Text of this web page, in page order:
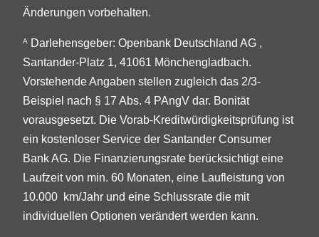
Änderungen vorbehalten.
A
Darlehensgeber: Openbank Deutschland AG ,
Santander-Platz 1, 41061 Mönchengladbach.
Vorstehende Angaben stellen zugleich das 2/3-
Beispiel nach § 17 Abs. 4 PAngV dar. Bonität
vorausgesetzt. Die Vorab-Kreditwürdigkeitsprüfung ist
ein kostenloser Service der Santander Consumer
Bank AG. Die Finanzierungsrate berücksichtigt eine
Laufzeit von min. 60 Monaten, eine Laufleistung von
10.000 km/Jahr und eine Schlussrate die mit
individuellen Optionen verändert werden kann.